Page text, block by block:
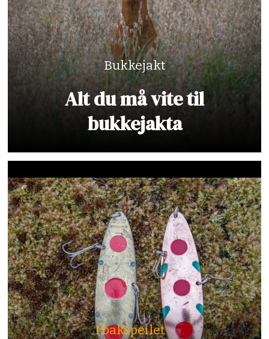
Bukkejakt
Alt du må vite til
bukkejakta
I bakspeilet